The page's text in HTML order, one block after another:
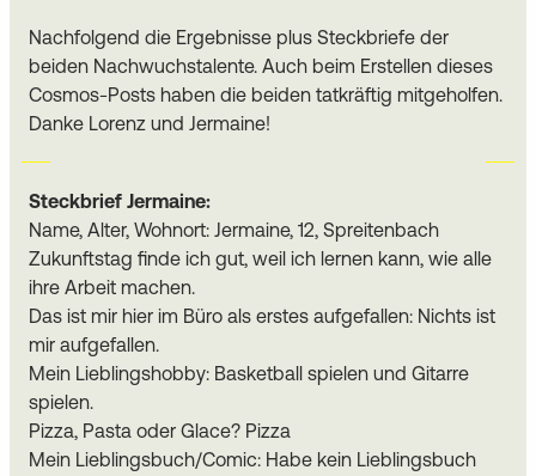
Nachfolgend die Ergebnisse plus Steckbriefe der
beiden Nachwuchstalente. Auch beim Erstellen dieses
Cosmos-Posts haben die beiden tatkräftig mitgeholfen.
Danke Lorenz und Jermaine!
Steckbrief Jermaine:
Name, Alter, Wohnort: Jermaine, 12, Spreitenbach
Zukunftstag finde ich gut, weil ich lernen kann, wie alle
ihre Arbeit machen.
Das ist mir hier im Büro als erstes aufgefallen: Nichts ist
mir aufgefallen.
Mein Lieblingshobby: Basketball spielen und Gitarre
spielen.
Pizza, Pasta oder Glace? Pizza
Mein Lieblingsbuch/Comic: Habe kein Lieblingsbuch